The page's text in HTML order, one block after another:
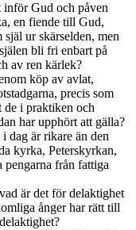
inför Gud och påven
en fiende till Gud,
ur skärselden, men
bli fri enbart på
av ren kärlek?
köp av avlat,
precis som
de i praktiken och
har upphört att gälla?
dag är rikare än den
kyrka, Peterskyrkan,
pengarna från fattiga
är det för delaktighet
ånger har rätt till